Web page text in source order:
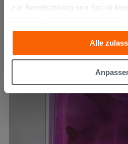
zur Bereitstellung von Social-
anderen Informationen, die Sie
die sie aufgrund Ihrer
gesammelt haben,
möchten oder Ihre Zustimmung
Zustimmung kann durch Klicken
„Cookies akzeptieren“ gegeben
nach der Installation der
Alle
9,99 €